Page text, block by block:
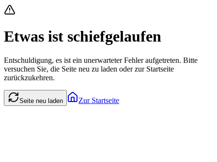
Etwas ist schiefgelaufen
Entschuldigung, es ist ein unerwarteter Fehler aufgetreten. Bitte
versuchen Sie, die Seite neu zu laden oder zur Startseite
zurückzukehren.
Seite neu laden Zur Startseite